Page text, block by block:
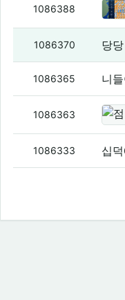
1086388
1086370 당
1086365 니
1086363
1086333 십